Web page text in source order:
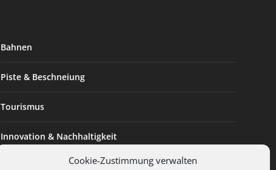
Cookie-Zustimmung verwalten
Bahnen
Piste & Beschneiung
Tourismus
Innovation & Nachhaltigkeit
Expertise & Technik